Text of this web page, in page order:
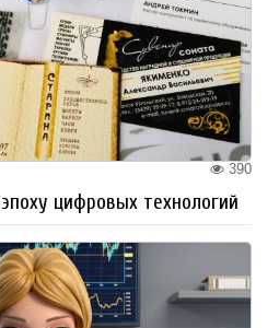
390
цифровых технологий